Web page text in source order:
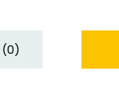
(0)